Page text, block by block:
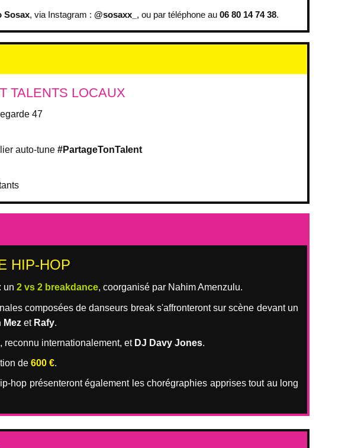
Sosax, via Instagram : @sosaxx_ , ou par téléphone au 06 80 14 74 38.
TALENTS LOCAUX
47
auto-tune #PartageTonTalent
HIP-HOP
un 2 vs 2 breakdance, coorganisé par Nahim Amenzulu.
composées de danseurs break s'affronteront sur scène devant un
Mez et Rafy.
, reconnu internationalement, et DJ Davy Jones.
de 600 €.
hop présenteront également les chorégraphies apprises tout au long